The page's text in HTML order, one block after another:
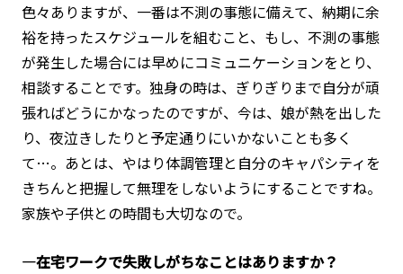
色々ありますが、一番は不測の事態に備えて、納期に余
裕を持ったスケジュールを組むこと、もし、不測の事態
が発生した場合には早めにコミュニケーションをとり、
相談することです。独身の時は、ぎりぎりまで自分が頑
張ればどうにかなったのですが、今は、娘が熱を出した
り、夜泣きしたりと予定通りにいかないことも多く
て…。あとは、やはり体調管理と自分のキャパシティを
きちんと把握して無理をしないようにすることですね。
家族や子供との時間も大切なので。
―在宅ワークで失敗しがちなことはありますか？